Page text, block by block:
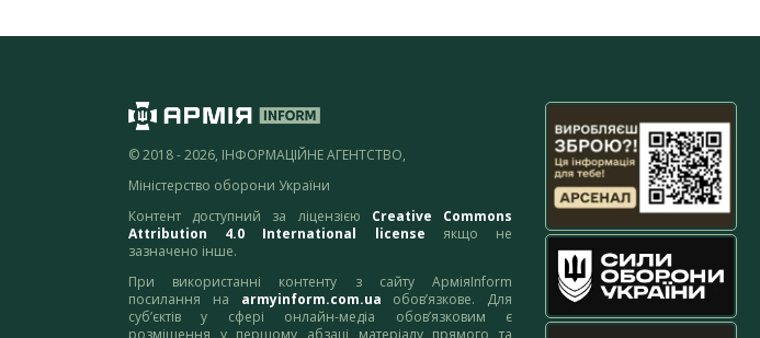
© 2018 - 2026, ІНФОРМАЦІЙНЕ АГЕНТСТВО,
Міністерство оборони України
Контент доступний за ліцензією Creative Commons
Attribution 4.0 International license якщо не
зазначено інше.
При використанні контенту з сайту АрміяInform
посилання на armyinform.com.ua обов’язкове. Для
суб’єктів у сфері онлайн-медіа обов’язковим є